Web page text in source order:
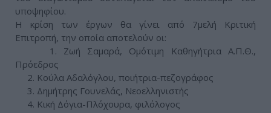
υποψηφίου.
Η κρίση των έργων θα γίνει από 7μελή Κριτική
Επιτροπή, την οποία αποτελούν οι:
1. Ζωή Σαμαρά, Ομότιμη Καθηγήτρια Α.Π.Θ.,
Πρόεδρος
2. Κούλα Αδαλόγλου, ποιήτρια-πεζογράφος
3. Δημήτρης Γουνελάς, Νεοελληνιστής
4. Κική Δόγια-Πλόχουρα, φιλόλογος